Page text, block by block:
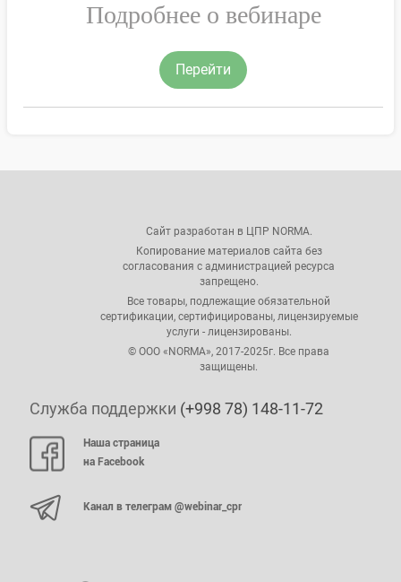
Подробнее о вебинаре
Перейти
Сайт разработан в ЦПР NORMA.
Копирование материалов сайта без
согласования с администрацией ресурса
запрещено.
Все товары, подлежащие обязательной
сертификации, сертифицированы, лицензируемые
услуги - лицензированы.
© ООО «NORMA», 2017-2025г. Все права
защищены.
Служба поддержки (+998 78) 148-11-72
Наша страница
на Facebook
Канал в телеграм @webinar_cpr